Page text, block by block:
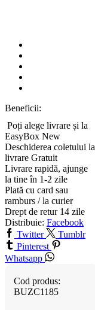
Beneficii:
Poți alege livrare și la
EasyBox New
Deschiderea coletului la
livrare Gratuit
Livrare rapidă, ajunge
la tine în 1-2 zile
Plată cu card sau
ramburs / la curier
Drept de retur 14 zile
Distribuie: Facebook
Twitter
Tumblr
Pinterest
Whatsapp
Cod produs:
BUZC1185